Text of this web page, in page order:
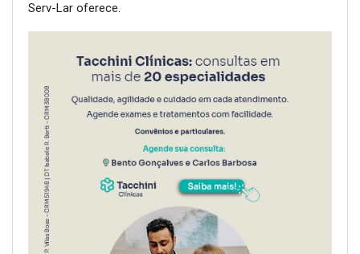
Serv-Lar oferece.